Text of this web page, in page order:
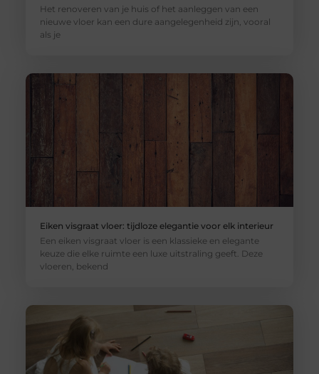
Het renoveren van je huis of het aanleggen van een
nieuwe vloer kan een dure aangelegenheid zijn, vooral
als je
Eiken visgraat vloer: tijdloze elegantie voor elk interieur
Een eiken visgraat vloer is een klassieke en elegante
keuze die elke ruimte een luxe uitstraling geeft. Deze
vloeren, bekend